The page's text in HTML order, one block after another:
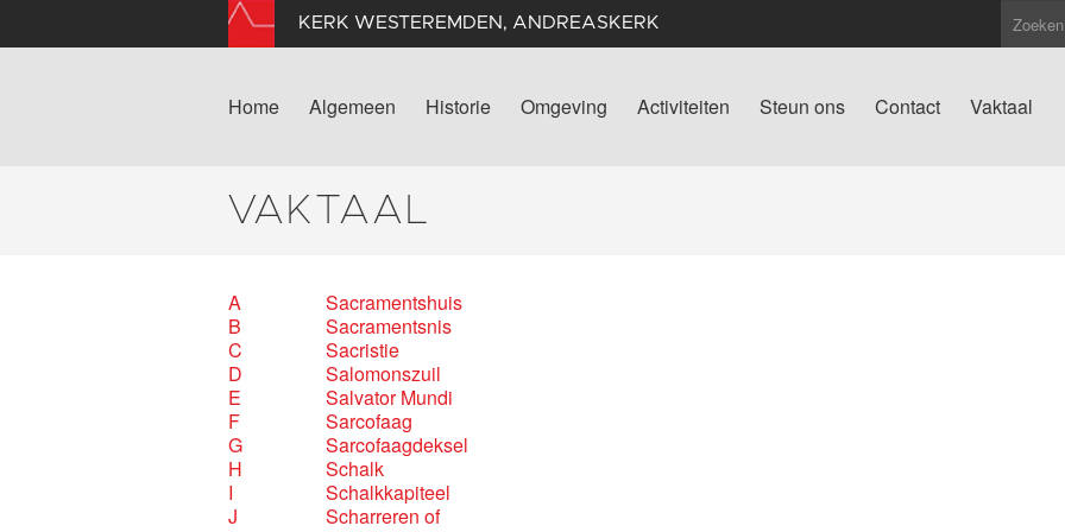
KERK WESTEREMDEN, ANDREASKERK
Home Algemeen Historie Omgeving Activiteiten Steun ons Contact Vaktaal
VAKTAAL
A
B
C
D
E
F
G
H
I
J
Sacramentshuis
Sacramentsnis
Sacristie
Salomonszuil
Salvator Mundi
Sarcofaag
Sarcofaagdeksel
Schalk
Schalkkapiteel
Scharreren of